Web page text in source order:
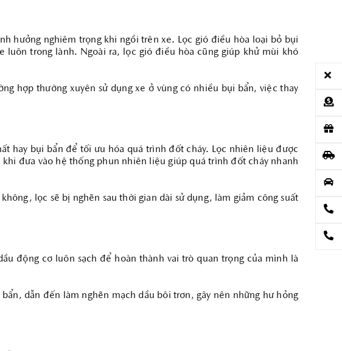
hưởng nghiêm trọng khi ngồi trên xe. Lọc gió điều hòa loại bỏ bụi
luôn trong lành. Ngoài ra, lọc gió điều hòa cũng giúp khử mùi khó
hợp thường xuyên sử dụng xe ở vùng có nhiều bụi bẩn, việc thay
hay bụi bẩn để tối ưu hóa quá trình đốt cháy. Lọc nhiên liệu được
đưa vào hệ thống phun nhiên liệu giúp quá trình đốt cháy nhanh
lọc sẽ bị nghẽn sau thời gian dài sử dụng, làm giảm công suất
động cơ luôn sạch để hoàn thành vai trò quan trọng của mình là
dẫn đến làm nghẽn mạch dầu bôi trơn, gây nên những hư hỏng